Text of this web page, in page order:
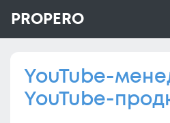
PROPERO
YouTube-
YouTube-